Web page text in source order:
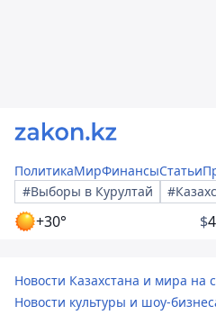
ПолитикаМирФинансыСтатьи
#Выборы в Курултай
+30° $
Новости Казахстана и мира на
Новости культуры и шоу-